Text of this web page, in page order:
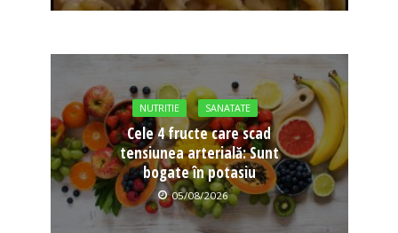
NUTRITIE SANATATE
Cele 4 fructe care scad
tensiunea arterială: Sunt
bogate în potasiu
05/08/2026